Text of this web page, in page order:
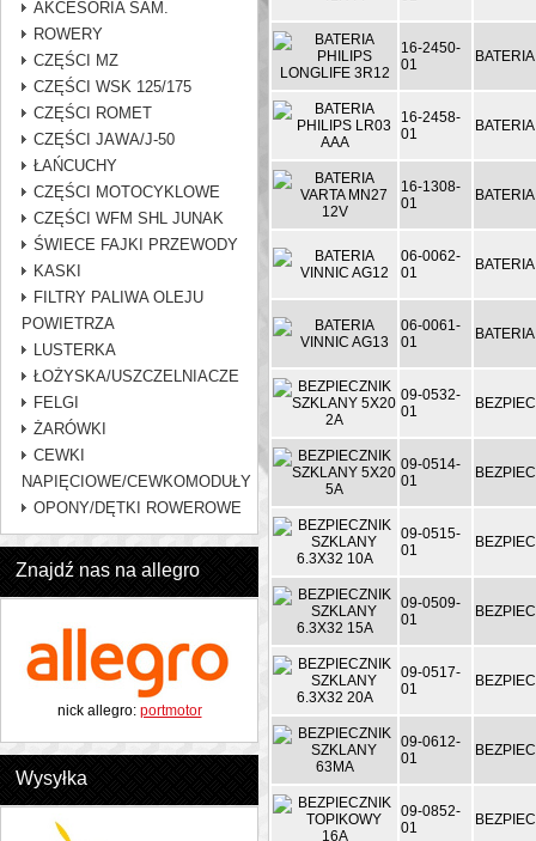
AKCESORIA SAM.
ROWERY
CZĘŚCI MZ
CZĘŚCI WSK 125/175
CZĘŚCI ROMET
CZĘŚCI JAWA/J-50
ŁAŃCUCHY
CZĘŚCI MOTOCYKLOWE
CZĘŚCI WFM SHL JUNAK
ŚWIECE FAJKI PRZEWODY
KASKI
FILTRY PALIWA OLEJU
POWIETRZA
LUSTERKA
ŁOŻYSKA/USZCZELNIACZE
FELGI
ŻARÓWKI
CEWKI
NAPIĘCIOWE/CEWKOMODUŁY
OPONY/DĘTKI ROWEROWE
Znajdź nas na allegro
nick allegro: portmotor
Wysyłka
16-2450-
01
16-2458-
01
16-1308-
01
06-0062-
01
06-0061-
01
09-0532-
01
09-0514-
01
09-0515-
01
09-0509-
01
09-0517-
01
09-0612-
01
09-0852-
01